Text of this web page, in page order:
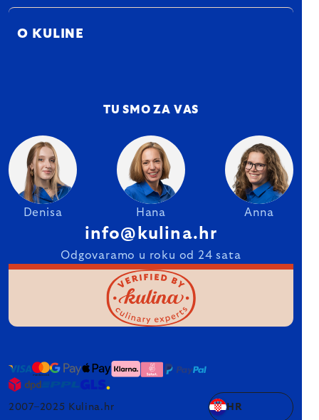
O KULINE
TU SMO ZA VAS
Denisa Hana Anna
info@kulina.hr
Odgovaramo u roku od 24 sata
2007–2025 Kulina.hr HR